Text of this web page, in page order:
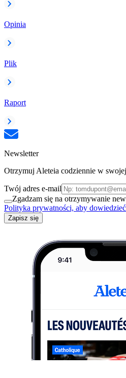
Opinia
Plik
Raport
Newsletter
Otrzymuj Aleteia codziennie w
Twój adres e-mail
Zgadzam się na otrzymywanie
Polityka prywatności, aby
Zapisz się